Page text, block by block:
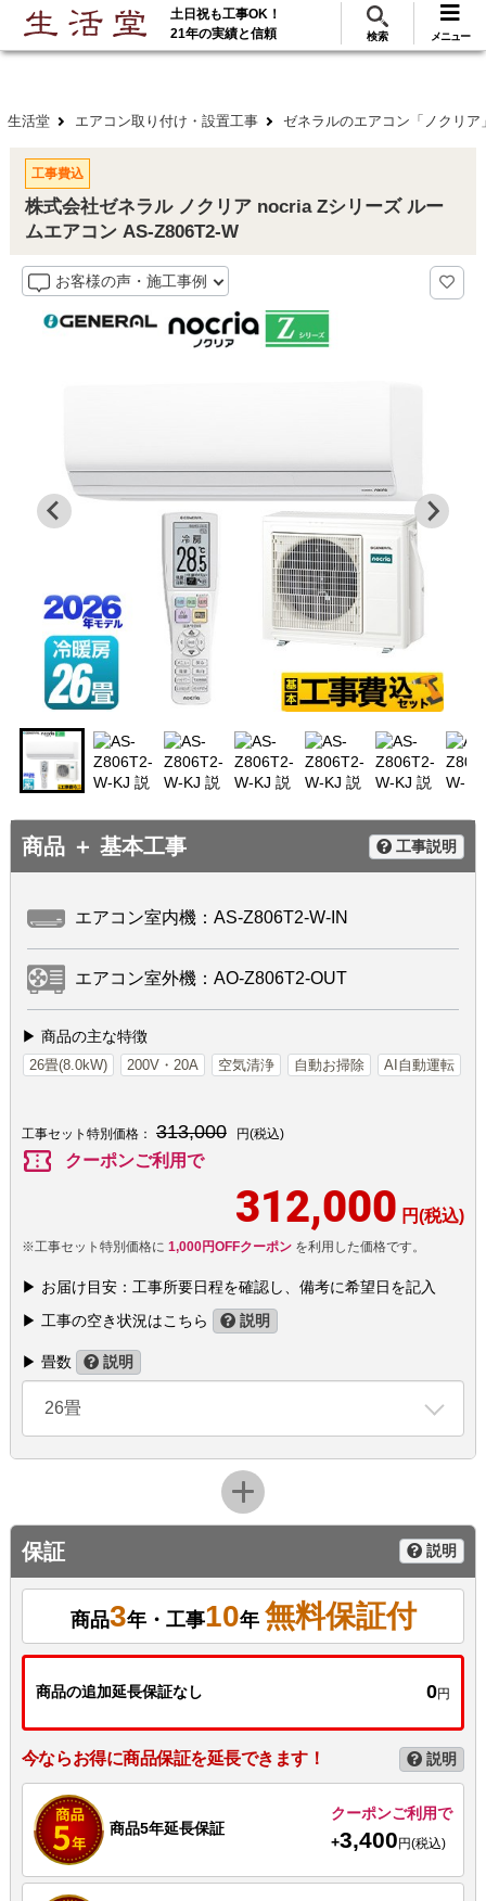
ご利用 288万･工事実績117万件! 無料見積
土日祝も工事OK！
21年の実績と信頼
検索 メニュー
生活堂 エアコン取り付け・設置工事 ゼネラルのエアコン「ノクリア
工事費込
株式会社ゼネラル ノクリア nocria Zシリーズ ルー
ムエアコン AS-Z806T2-W
お客様の声・施工事例
商品 ＋ 基本工事 工事説明
エアコン室内機：AS-Z806T2-W-IN
エアコン室外機：AO-Z806T2-OUT
▶ 商品の主な特徴
26畳(8.0kW) 200V・20A 空気清浄 自動お掃除 AI自動運転
工事セット特別価格： 313,000 円(税込)
confirmation_number クーポンご利用で
312,000 円(税込)
※工事セット特別価格に 1,000円OFFクーポンを利用した価格です。
▶ お届け目安：工事所要日程を確認し、備考に希望日を記入
▶ 工事の空き状況はこちら
説明
▶ 畳数 説明
26畳
保証 説明
商品3年・工事10年 無料保証付
商品の追加延長保証なし 0円
今ならお得に商品保証を延長できます！ 説明
商品5年延長保証
クーポンご利用で
+3,400 円(税込)